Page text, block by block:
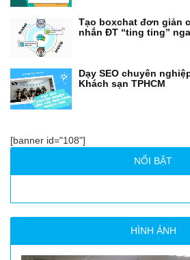
Tạo boxchat đơn giản
nhắn ĐT “ting ting”
Dạy SEO chuyên
Khách sạn TPHCM
[banner id="108"]
NỔI BẬT
HÌNH ẢNH